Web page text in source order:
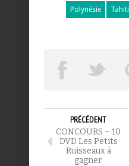
Polynésie Tahiti
PRÉCÉDENT
CONCOURS – 10
DVD Les Petits
Ruisseaux à
gagner